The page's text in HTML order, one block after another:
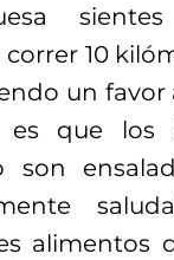
correr 10
un favor
es que los
son
alimentos